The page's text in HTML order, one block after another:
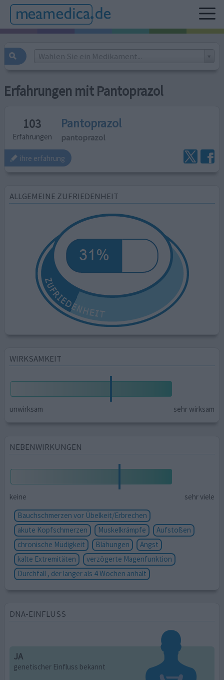
Wählen Sie ein Medikament...
Erfahrungen mit Pantoprazol
103
Erfahrungen
Pantoprazol
pantoprazol
ihre erfahrung
ALLGEMEINE ZUFRIEDENHEIT
WIRKSAMKEIT
unwirksam sehr wirksam
NEBENWIRKUNGEN
keine
sehr viele
Bauchschmerzen vor Übelkeit/Erbrechen
akute Kopfschmerzen
Muskelkrämpfe
Aufstoßen
chronische Müdigkeit
Blähungen
Angst
kalte Extremitäten
verzögerte Magenfunktion
Durchfall , der länger als 4 Wochen anhält
DNA-EINFLUSS
JA
genetischer Einfluss bekannt